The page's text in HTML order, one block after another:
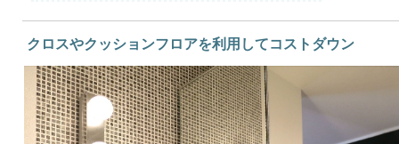
クロスやクッションフロアを利用してコストダウン